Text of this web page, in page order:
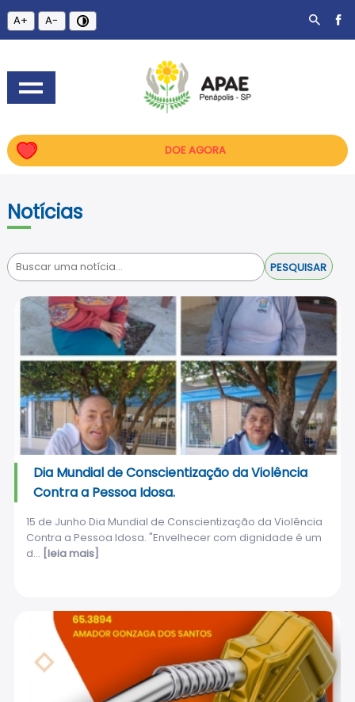
A+ A-
DOE AGORA
Notícias
Dia Mundial de Conscientização da Violência
Contra a Pessoa Idosa.
15 de Junho Dia Mundial de Conscientização da Violência
Contra a Pessoa Idosa. "Envelhecer com dignidade é um
d... [leia mais]